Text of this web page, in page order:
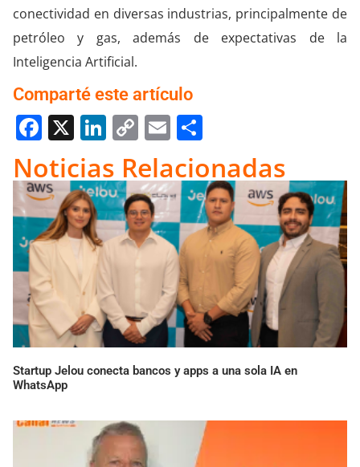
conectividad en diversas industrias, principalmente de
petróleo y gas, además de expectativas de la
Inteligencia Artificial.
Comparté este artículo
Facebook
X LinkedIn
Copy
Link
Email
Noticias Relacionadas
Startup Jelou conecta bancos y apps a una sola IA en
WhatsApp